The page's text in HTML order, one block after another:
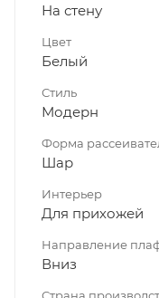
На стену
Цвет
Белый
Стиль
Модерн
Форма
Шар
Интерьер
Для прихожей
Направление
Вниз